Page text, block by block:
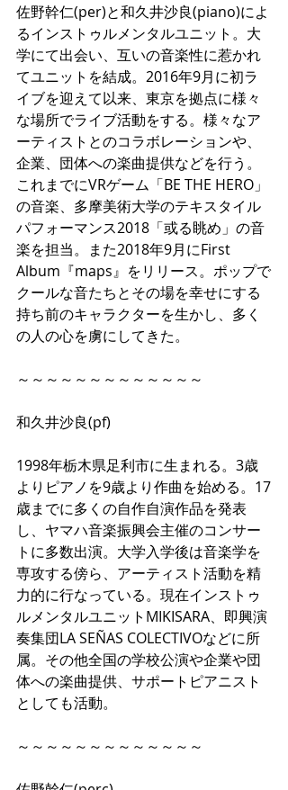
佐野幹仁(per)と和久井沙良(piano)によ
るインストゥルメンタルユニット。大
学にて出会い、互いの音楽性に惹かれ
てユニットを結成。2016年9月に初ラ
イブを迎えて以来、東京を拠点に様々
な場所でライブ活動をする。様々なア
ーティストとのコラボレーションや、
企業、団体への楽曲提供などを行う。
これまでにVRゲーム「BE THE HERO」
の音楽、多摩美術大学のテキスタイル
パフォーマンス2018「或る眺め」の音
楽を担当。また2018年9月にFirst
Album『maps』をリリース。ポップで
クールな音たちとその場を幸せにする
持ち前のキャラクターを生かし、多く
の人の心を虜にしてきた。
～～～～～～～～～～～～～
和久井沙良(pf)
1998年栃木県足利市に生まれる。3歳
よりピアノを9歳より作曲を始める。17
歳までに多くの自作自演作品を発表
し、ヤマハ音楽振興会主催のコンサー
トに多数出演。大学入学後は音楽学を
専攻する傍ら、アーティスト活動を精
力的に行なっている。現在インストゥ
ルメンタルユニットMIKISARA、即興演
奏集団LA SEÑAS COLECTIVOなどに所
属。その他全国の学校公演や企業や団
体への楽曲提供、サポートピアニスト
としても活動。
～～～～～～～～～～～～～